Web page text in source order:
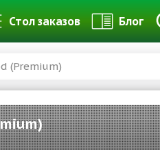
Стол заказов Блог
(Premium)